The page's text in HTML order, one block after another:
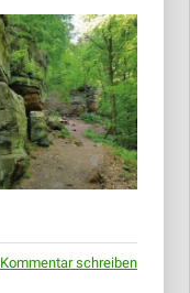
Kommentar schreiben